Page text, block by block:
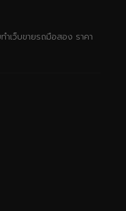
เว็บขายรถมือสอง ราคา